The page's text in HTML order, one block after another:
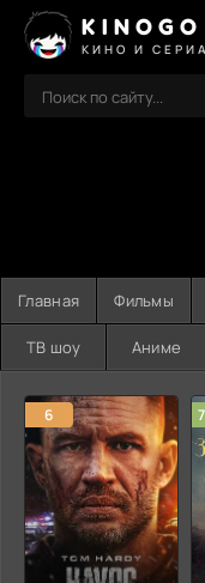
KINOGO
КИНО И
Главная Фильмы
ТВ шоу Аниме
6